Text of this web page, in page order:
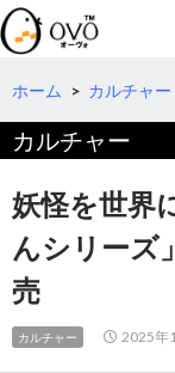
検
索
コ
テ
ツ
へ
動
ホーム > カルチャー
カルチャー
妖怪を世界
んシリーズ
売
カルチャー 2025年